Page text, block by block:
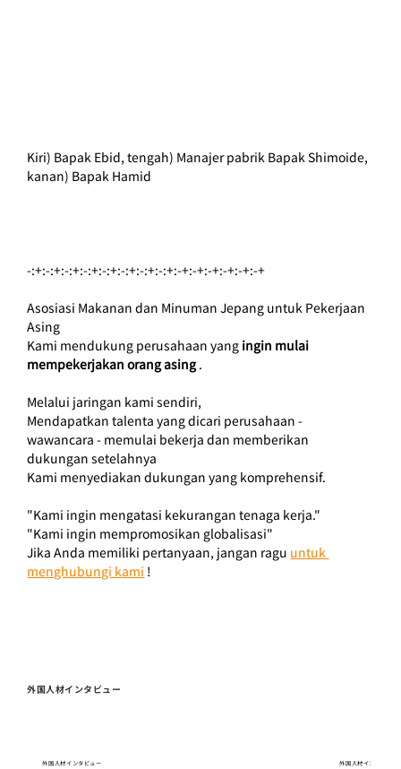
Kiri) Bapak Ebid, tengah) Manajer pabrik Bapak Shimoide,
kanan) Bapak Hamid
-:+:-:+:-:+:-:+:-:+:-:+:-:+:-:+:-+:-+:-+:-+:-+:-+
Asosiasi Makanan dan Minuman Jepang untuk Pekerjaan
Asing
Kami mendukung perusahaan yang ingin mulai
mempekerjakan orang asing.
Melalui jaringan kami sendiri,
Mendapatkan talenta yang dicari perusahaan -
wawancara - memulai bekerja dan memberikan
dukungan setelahnya
Kami menyediakan dukungan yang komprehensif.
"Kami ingin mengatasi kekurangan tenaga kerja."
"Kami ingin mempromosikan globalisasi"
Jika Anda memiliki pertanyaan, jangan ragu untuk
menghubungi kami !
外国人材インタビュー
外国人材インタビュー 外国人材インタビュー